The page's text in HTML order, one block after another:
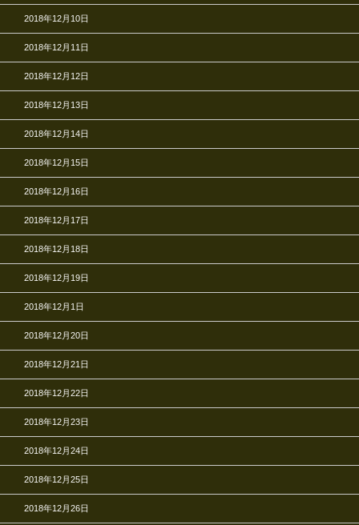
2018年12月10日
2018年12月11日
2018年12月12日
2018年12月13日
2018年12月14日
2018年12月15日
2018年12月16日
2018年12月17日
2018年12月18日
2018年12月19日
2018年12月1日
2018年12月20日
2018年12月21日
2018年12月22日
2018年12月23日
2018年12月24日
2018年12月25日
2018年12月26日